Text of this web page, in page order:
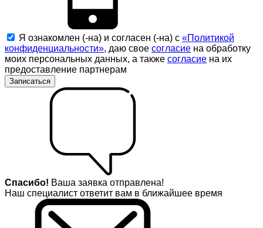
Я ознакомлен (-на) и согласен (-на) с «Политикой
конфиденциальности», даю свое согласие на обработку
моих персональных данных, а также согласие на их
предоставление партнерам
Записаться
Спасибо! Ваша заявка отправлена!
Наш специалист ответит вам в ближайшее время